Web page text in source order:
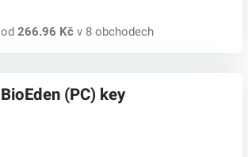
od 266.96 Kčv 8 obchodech
BioEden (PC) key